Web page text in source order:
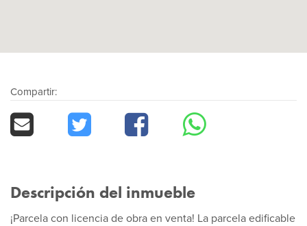
Compartir:
Descripción del inmueble
¡Parcela con licencia de obra en venta! La parcela edificable